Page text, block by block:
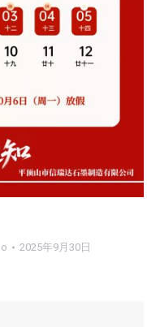
2025年9月30日